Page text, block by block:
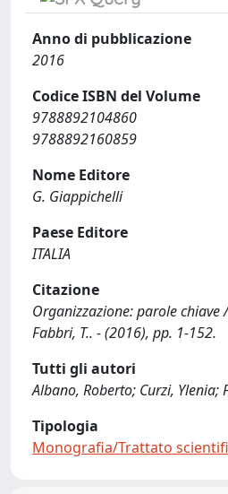
Anno di pubblicazione
2016
Codice ISBN del Volume
9788892104860
9788892160859
Nome Editore
G. Giappichelli
Paese Editore
ITALIA
Citazione
Organizzazione: parole chiave
Fabbri, T.. - (2016), pp. 1-152.
Tutti gli autori
Albano, Roberto; Curzi, Ylenia;
Tipologia
Monografia/Trattato